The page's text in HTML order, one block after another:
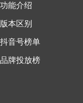
功能介绍
版本区别
抖音号榜单
品牌投放榜